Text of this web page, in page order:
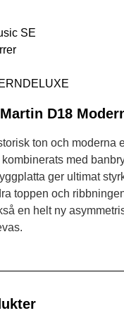
SE
D18
ton och
med
ger ultimat
toppen och
en helt ny